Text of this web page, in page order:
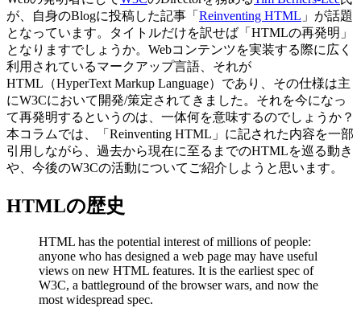
が、自身のBlogに投稿した記事「 Reinventing HTML 」が話題
となっています。タイトルだけを訳せば「HTMLの再発明」
となりますでしょうか。Webコンテンツを実装する際に広く
利用されているマークアップ言語、それが
HTML（HyperText Markup Language）であり、その仕様は主
にW3Cにおいて開発/策定されてきました。それを今になっ
て再発明するというのは、一体何を意味するのでしょうか？
本コラムでは、「Reinventing HTML」に記された内容を一部
引用しながら、過去から現在に至るまでのHTMLを巡る動き
や、今後のW3Cの活動についてご紹介しようと思います。
HTMLの歴史
HTML has the potential interest of millions of people:
anyone who has designed a web page may have useful
views on new HTML features. It is the earliest spec of
W3C, a battleground of the browser wars, and now the
most widespread spec.